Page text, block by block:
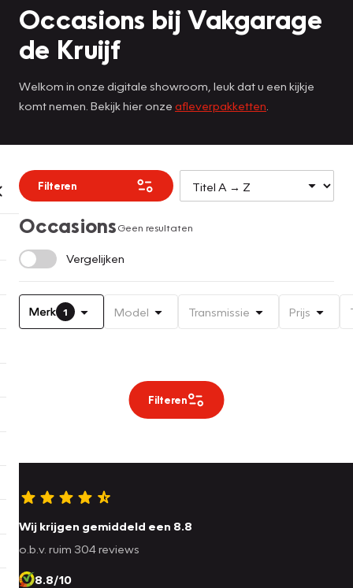
Occasions bij Vakgarage
de Kruijf
Welkom in onze digitale showroom, leuk dat u een kijkje
komt nemen. Bekijk hier onze afleverpakketten
Filteren
OccasionsGeen resultaten
Vergelijken
Merk 1 Model Transmissie Prijs
Filteren
Wij krijgen gemiddeld een 8.8
o.b.v. ruim 304 reviews
8.8/10